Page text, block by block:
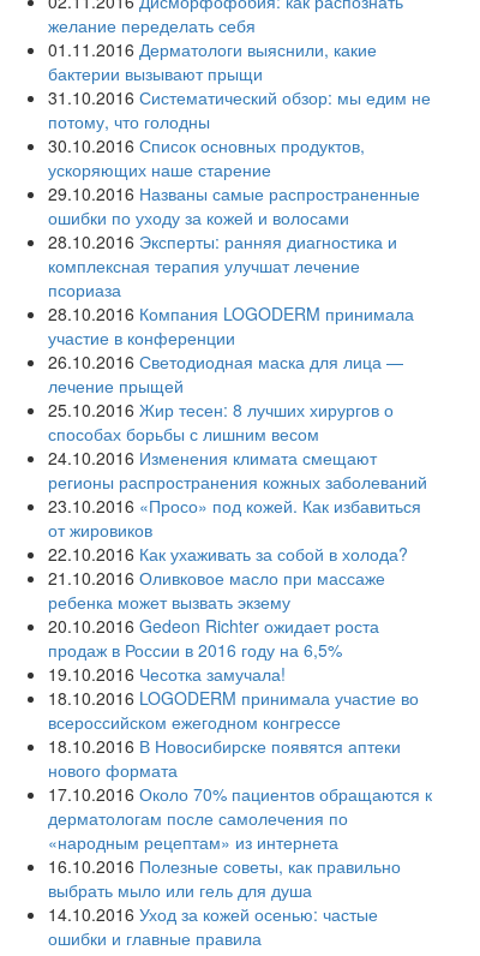
желание переделать себя
01.11.2016 Дерматологи выяснили, какие
бактерии вызывают прыщи
31.10.2016 Систематический обзор: мы едим не
потому, что голодны
30.10.2016 Список основных продуктов,
ускоряющих наше старение
29.10.2016 Названы самые распространенные
ошибки по уходу за кожей и волосами
28.10.2016 Эксперты: ранняя диагностика и
комплексная терапия улучшат лечение
псориаза
28.10.2016 Компания LOGODERM принимала
участие в конференции
26.10.2016 Светодиодная маска для лица —
лечение прыщей
25.10.2016 Жир тесен: 8 лучших хирургов о
способах борьбы с лишним весом
24.10.2016 Изменения климата смещают
регионы распространения кожных заболеваний
23.10.2016 «Просо» под кожей. Как избавиться
от жировиков
22.10.2016 Как ухаживать за собой в холода?
21.10.2016 Оливковое масло при массаже
ребенка может вызвать экзему
20.10.2016 Gedeon Richter ожидает роста
продаж в России в 2016 году на 6,5%
19.10.2016 Чесотка замучала!
18.10.2016 LOGODERM принимала участие во
всероссийском ежегодном конгрессе
18.10.2016 В Новосибирске появятся аптеки
нового формата
17.10.2016 Около 70% пациентов обращаются к
дерматологам после самолечения по
«народным рецептам» из интернета
16.10.2016 Полезные советы, как правильно
выбрать мыло или гель для душа
14.10.2016 Уход за кожей осенью: частые
ошибки и главные правила